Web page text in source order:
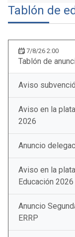
Tablón de
7/8/26 2:00
Tablón de
Aviso
Aviso en la
2026
Anuncio
Aviso en la
Educación 2026
Anuncio
ERRP